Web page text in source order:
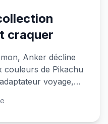
craquer
Anker décline
couleurs de Pikachu
voyage,